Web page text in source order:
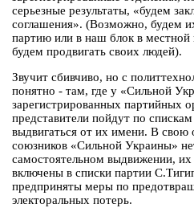
серьезные результаты, «будем
соглашения». (Возможно, будем
партию или в наш блок в местной
будем продвигать своих людей).
Звучит сбивчиво, но с
понятно - там, где у «Сильной
зарегистрированных партийных
представители пойдут по
выдвигаться от их имени. В свою
союзников «Сильной Украины»
самостоятельном выдвижении, их
включены в списки партии
предприняты меры по
электоральных потерь.